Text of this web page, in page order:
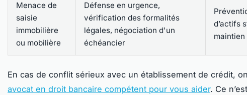
Menace de
saisie
immobilière
ou mobilière
Défense en urgence,
vérification des formalités
légales, négociation d'un
échéancier
d’actifs
maintien
En cas de conflit sérieux avec un établissement de crédit,
avocat en droit bancaire compétent pour vous aider. Ce